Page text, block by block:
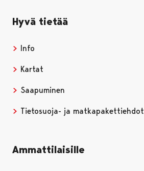
Hyvä tietää
Info
Kartat
Saapuminen
Tietosuoja- ja matkapakettiehdot
Ammattilaisille